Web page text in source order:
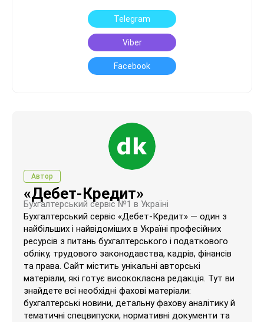
Telegram
Viber
Facebook
Автор
«Дебет-Кредит»
Бухгалтерський сервіс №1 в Україні
Бухгалтерський сервіс «Дебет-Кредит» — один з
найбільших і найвідоміших в Україні професійних
ресурсів з питань бухгалтерського і податкового
обліку, трудового законодавства, кадрів, фінансів
та права. Сайт містить унікальні авторські
матеріали, які готує висококласна редакція. Тут ви
знайдете всі необхідні фахові матеріали:
бухгалтерські новини, детальну фахову аналітику й
тематичні спецвипуски, нормативні документи та